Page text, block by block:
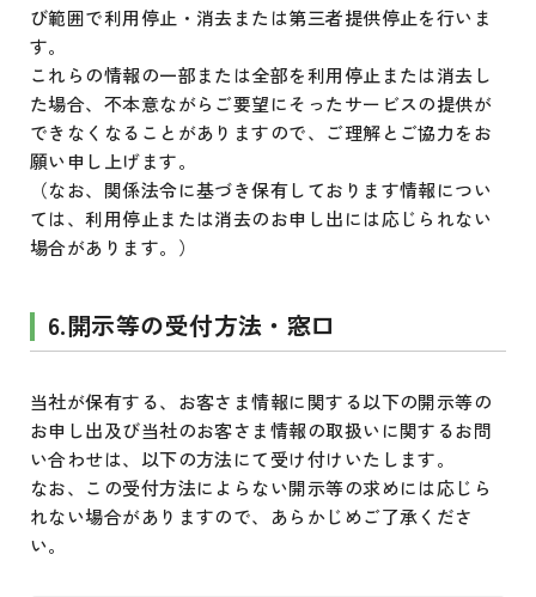
び範囲で利用停止・消去または第三者提供停止を行いま
す。
これらの情報の一部または全部を利用停止または消去し
た場合、不本意ながらご要望にそったサービスの提供が
できなくなることがありますので、ご理解とご協力をお
願い申し上げます。
（なお、関係法令に基づき保有しております情報につい
ては、利用停止または消去のお申し出には応じられない
場合があります。）
6.開示等の受付方法・窓口
当社が保有する、お客さま情報に関する以下の開示等の
お申し出及び当社のお客さま情報の取扱いに関するお問
い合わせは、以下の方法にて受け付けいたします。
なお、この受付方法によらない開示等の求めには応じら
れない場合がありますので、あらかじめご了承くださ
い。